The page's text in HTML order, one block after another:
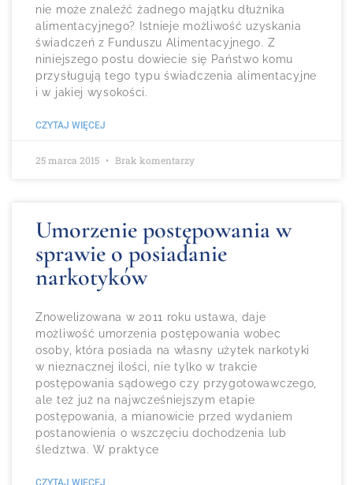
nie może znaleźć żadnego majątku dłużnika
alimentacyjnego? Istnieje możliwość uzyskania
świadczeń z Funduszu Alimentacyjnego. Z
niniejszego postu dowiecie się Państwo komu
przysługują tego typu świadczenia alimentacyjne
i w jakiej wysokości.
CZYTAJ WIĘCEJ
25 marca 2015 Brak komentarzy
Umorzenie postępowania w
sprawie o posiadanie
narkotyków
Znowelizowana w 2011 roku ustawa, daje
możliwość umorzenia postępowania wobec
osoby, która posiada na własny użytek narkotyki
w nieznacznej ilości, nie tylko w trakcie
postępowania sądowego czy przygotowawczego,
ale też już na najwcześniejszym etapie
postępowania, a mianowicie przed wydaniem
postanowienia o wszczęciu dochodzenia lub
śledztwa. W praktyce
CZYTAJ WIĘCEJ